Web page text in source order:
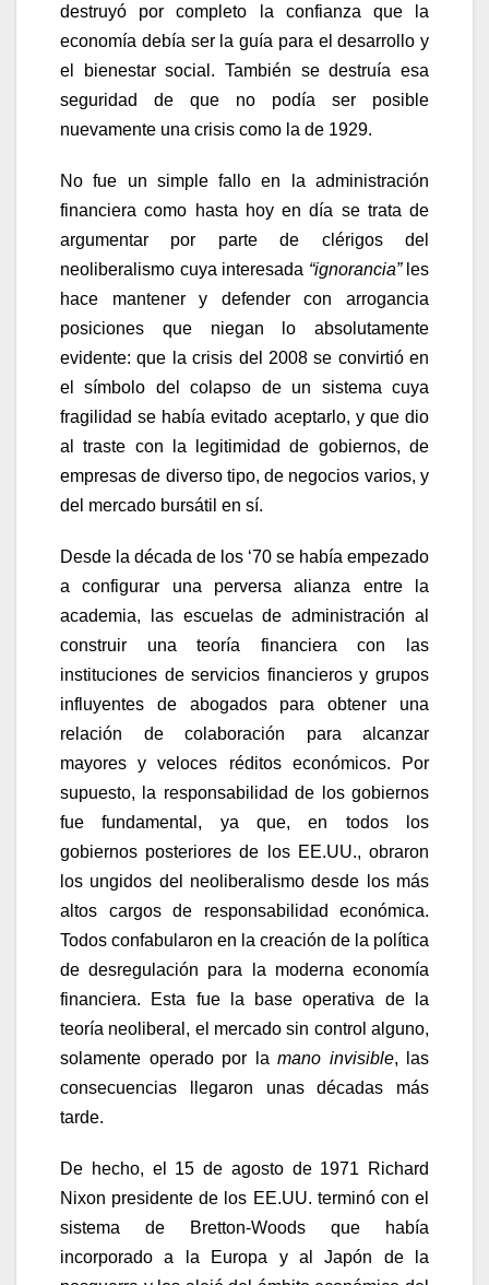
destruyó por completo la confianza que la
economía debía ser la guía para el desarrollo y
el bienestar social. También se destruía esa
seguridad de que no podía ser posible
nuevamente una crisis como la de 1929.
No fue un simple fallo en la administración
financiera como hasta hoy en día se trata de
argumentar por parte de clérigos del
neoliberalismo cuya interesada “ignorancia”les
hace mantener y defender con arrogancia
posiciones que niegan lo absolutamente
evidente: que la crisis del 2008 se convirtió en
el símbolo del colapso de un sistema cuya
fragilidad se había evitado aceptarlo, y que dio
al traste con la legitimidad de gobiernos, de
empresas de diverso tipo, de negocios varios, y
del mercado bursátil en sí.
Desde la década de los ‘70 se había empezado
a configurar una perversa alianza entre la
academia, las escuelas de administración al
construir una teoría financiera con las
instituciones de servicios financieros y grupos
influyentes de abogados para obtener una
relación de colaboración para alcanzar
mayores y veloces réditos económicos. Por
supuesto, la responsabilidad de los gobiernos
fue fundamental, ya que, en todos los
gobiernos posteriores de los EE.UU., obraron
los ungidos del neoliberalismo desde los más
altos cargos de responsabilidad económica.
Todos confabularon en la creación de la política
de desregulación para la moderna economía
financiera. Esta fue la base operativa de la
teoría neoliberal, el mercado sin control alguno,
solamente operado por la mano invisible, las
consecuencias llegaron unas décadas más
tarde.
De hecho, el 15 de agosto de 1971 Richard
Nixon presidente de los EE.UU. terminó con el
sistema de Bretton-Woods que había
incorporado a la Europa y al Japón de la